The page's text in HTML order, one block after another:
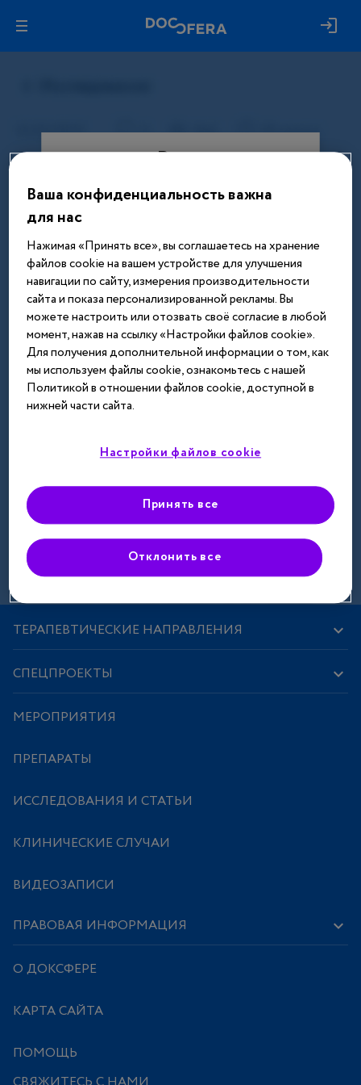
Вход
Этот материал доступен только
после авторизации. Войдите или
зарегистрируйтесь, чтобы получить
доступ ко всем материалам сайта
Введите телефон или email
Далее
Зарегистрироваться
ТЕРАПЕВТИЧЕСКИЕ НАПРАВЛЕНИЯ
СПЕЦПРОЕКТЫ
МЕРОПРИЯТИЯ
ПРЕПАРАТЫ
ИССЛЕДОВАНИЯ И СТАТЬИ
КЛИНИЧЕСКИЕ СЛУЧАИ
ВИДЕОЗАПИСИ
ПРАВОВАЯ ИНФОРМАЦИЯ
О ДОКСФЕРЕ
КАРТА САЙТА
ПОМОЩЬ
Ваша конфиденциальность важна
для нас
Нажимая «Принять все», вы соглашаетесь на хранение
файлов cookie на вашем устройстве для улучшения
навигации по сайту, измерения производительности
сайта и показа персонализированной рекламы. Вы
можете настроить или отозвать своё согласие в любой
момент, нажав на ссылку «Настройки файлов cookie».
Для получения дополнительной информации о том, как
мы используем файлы cookie, ознакомьтесь с нашей
Политикой в отношении файлов cookie, доступной в
нижней части сайта.
Настройки файлов cookie
Отклонить все
Принять все